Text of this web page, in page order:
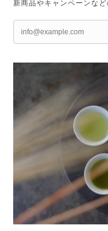
新商品やキャンペーンな